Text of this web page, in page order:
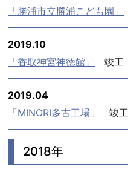
「勝浦市立勝浦こども園」
2019.10
「香取神宮神徳館」
竣工
2019.04
「MINORI多古工場」
竣工
2018年